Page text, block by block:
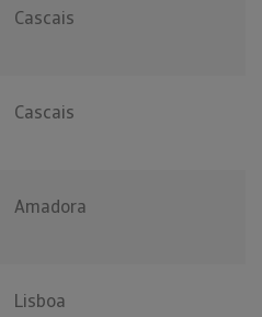
Cascais
Cascais
Amadora
Lisboa